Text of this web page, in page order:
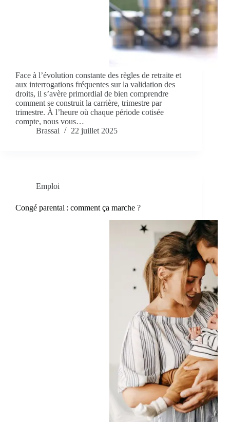
Face à l’évolution constante des règles de retraite et
aux interrogations fréquentes sur la validation des
droits, il s’avère primordial de bien comprendre
comment se construit la carrière, trimestre par
trimestre. À l’heure où chaque période cotisée
compte, nous vous…
Brassai
22 juillet 2025
Emploi
Congé parental : comment ça marche ?